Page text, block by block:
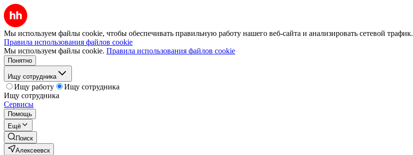
Мы используем файлы cookie, чтобы обеспечивать правильную работу нашего веб-сайта и анализировать сетевой трафик.
Правила использования файлов cookie
Мы используем файлы cookie. Правила использования файлов cookie
Понятно
Ищу сотрудника
Ищу работу
Ищу сотрудника
Ищу сотрудника
Сервисы
Помощь
Ещё
Поиск
Алексеевск